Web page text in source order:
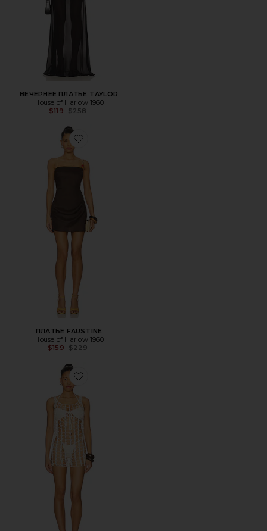
ВЕЧЕРНЕЕ ПЛАТЬЕ TAYLOR
House of Harlow 1960
$119 Previous price:
$258
Favorite ПЛАТЬЕ FAUSTINE
ПЛАТЬЕ FAUSTINE
House of Harlow 1960
$159 Previous price:
$229
Favorite ПЛАТЬЕ NEEKA